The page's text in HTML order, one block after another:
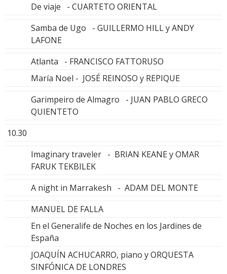
De viaje - CUARTETO ORIENTAL
Samba de Ugo - GUILLERMO HILL y ANDY
LAFONE
Atlanta - FRANCISCO FATTORUSO
María Noel - JOSÉ REINOSO y REPIQUE
Garimpeiro de Almagro - JUAN PABLO GRECO
QUIENTETO
10.30
Imaginary traveler - BRIAN KEANE y OMAR
FARUK TEKBILEK
A night in Marrakesh - ADAM DEL MONTE
MANUEL DE FALLA
En el Generalife de Noches en los Jardines de
España
JOAQUÍN ACHUCARRO, piano y ORQUESTA
SINFÓNICA DE LONDRES